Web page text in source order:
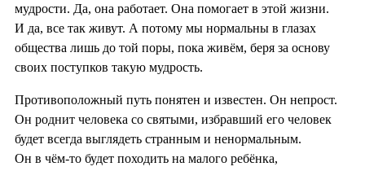
мудрости. Да, она работает. Она помогает в этой жизни.
И да, все так живут. А потому мы нормальны в глазах
общества лишь до той поры, пока живём, беря за основу
своих поступков такую мудрость.
Противоположный путь понятен и известен. Он непрост.
Он роднит человека со святыми, избравший его человек
будет всегда выглядеть странным и ненормальным.
Он в чём-то будет походить на малого ребёнка,